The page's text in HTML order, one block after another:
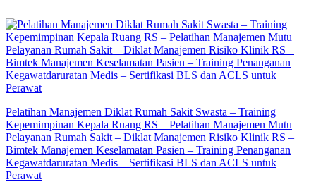
to
content
Pelatihan Manajemen Diklat Rumah Sakit Swasta – Training
Kepemimpinan Kepala Ruang RS – Pelatihan Manajemen Mutu
Pelayanan Rumah Sakit – Diklat Manajemen Risiko Klinik RS –
Bimtek Manajemen Keselamatan Pasien – Training Penanganan
Kegawatdaruratan Medis – Sertifikasi BLS dan ACLS untuk
Perawat